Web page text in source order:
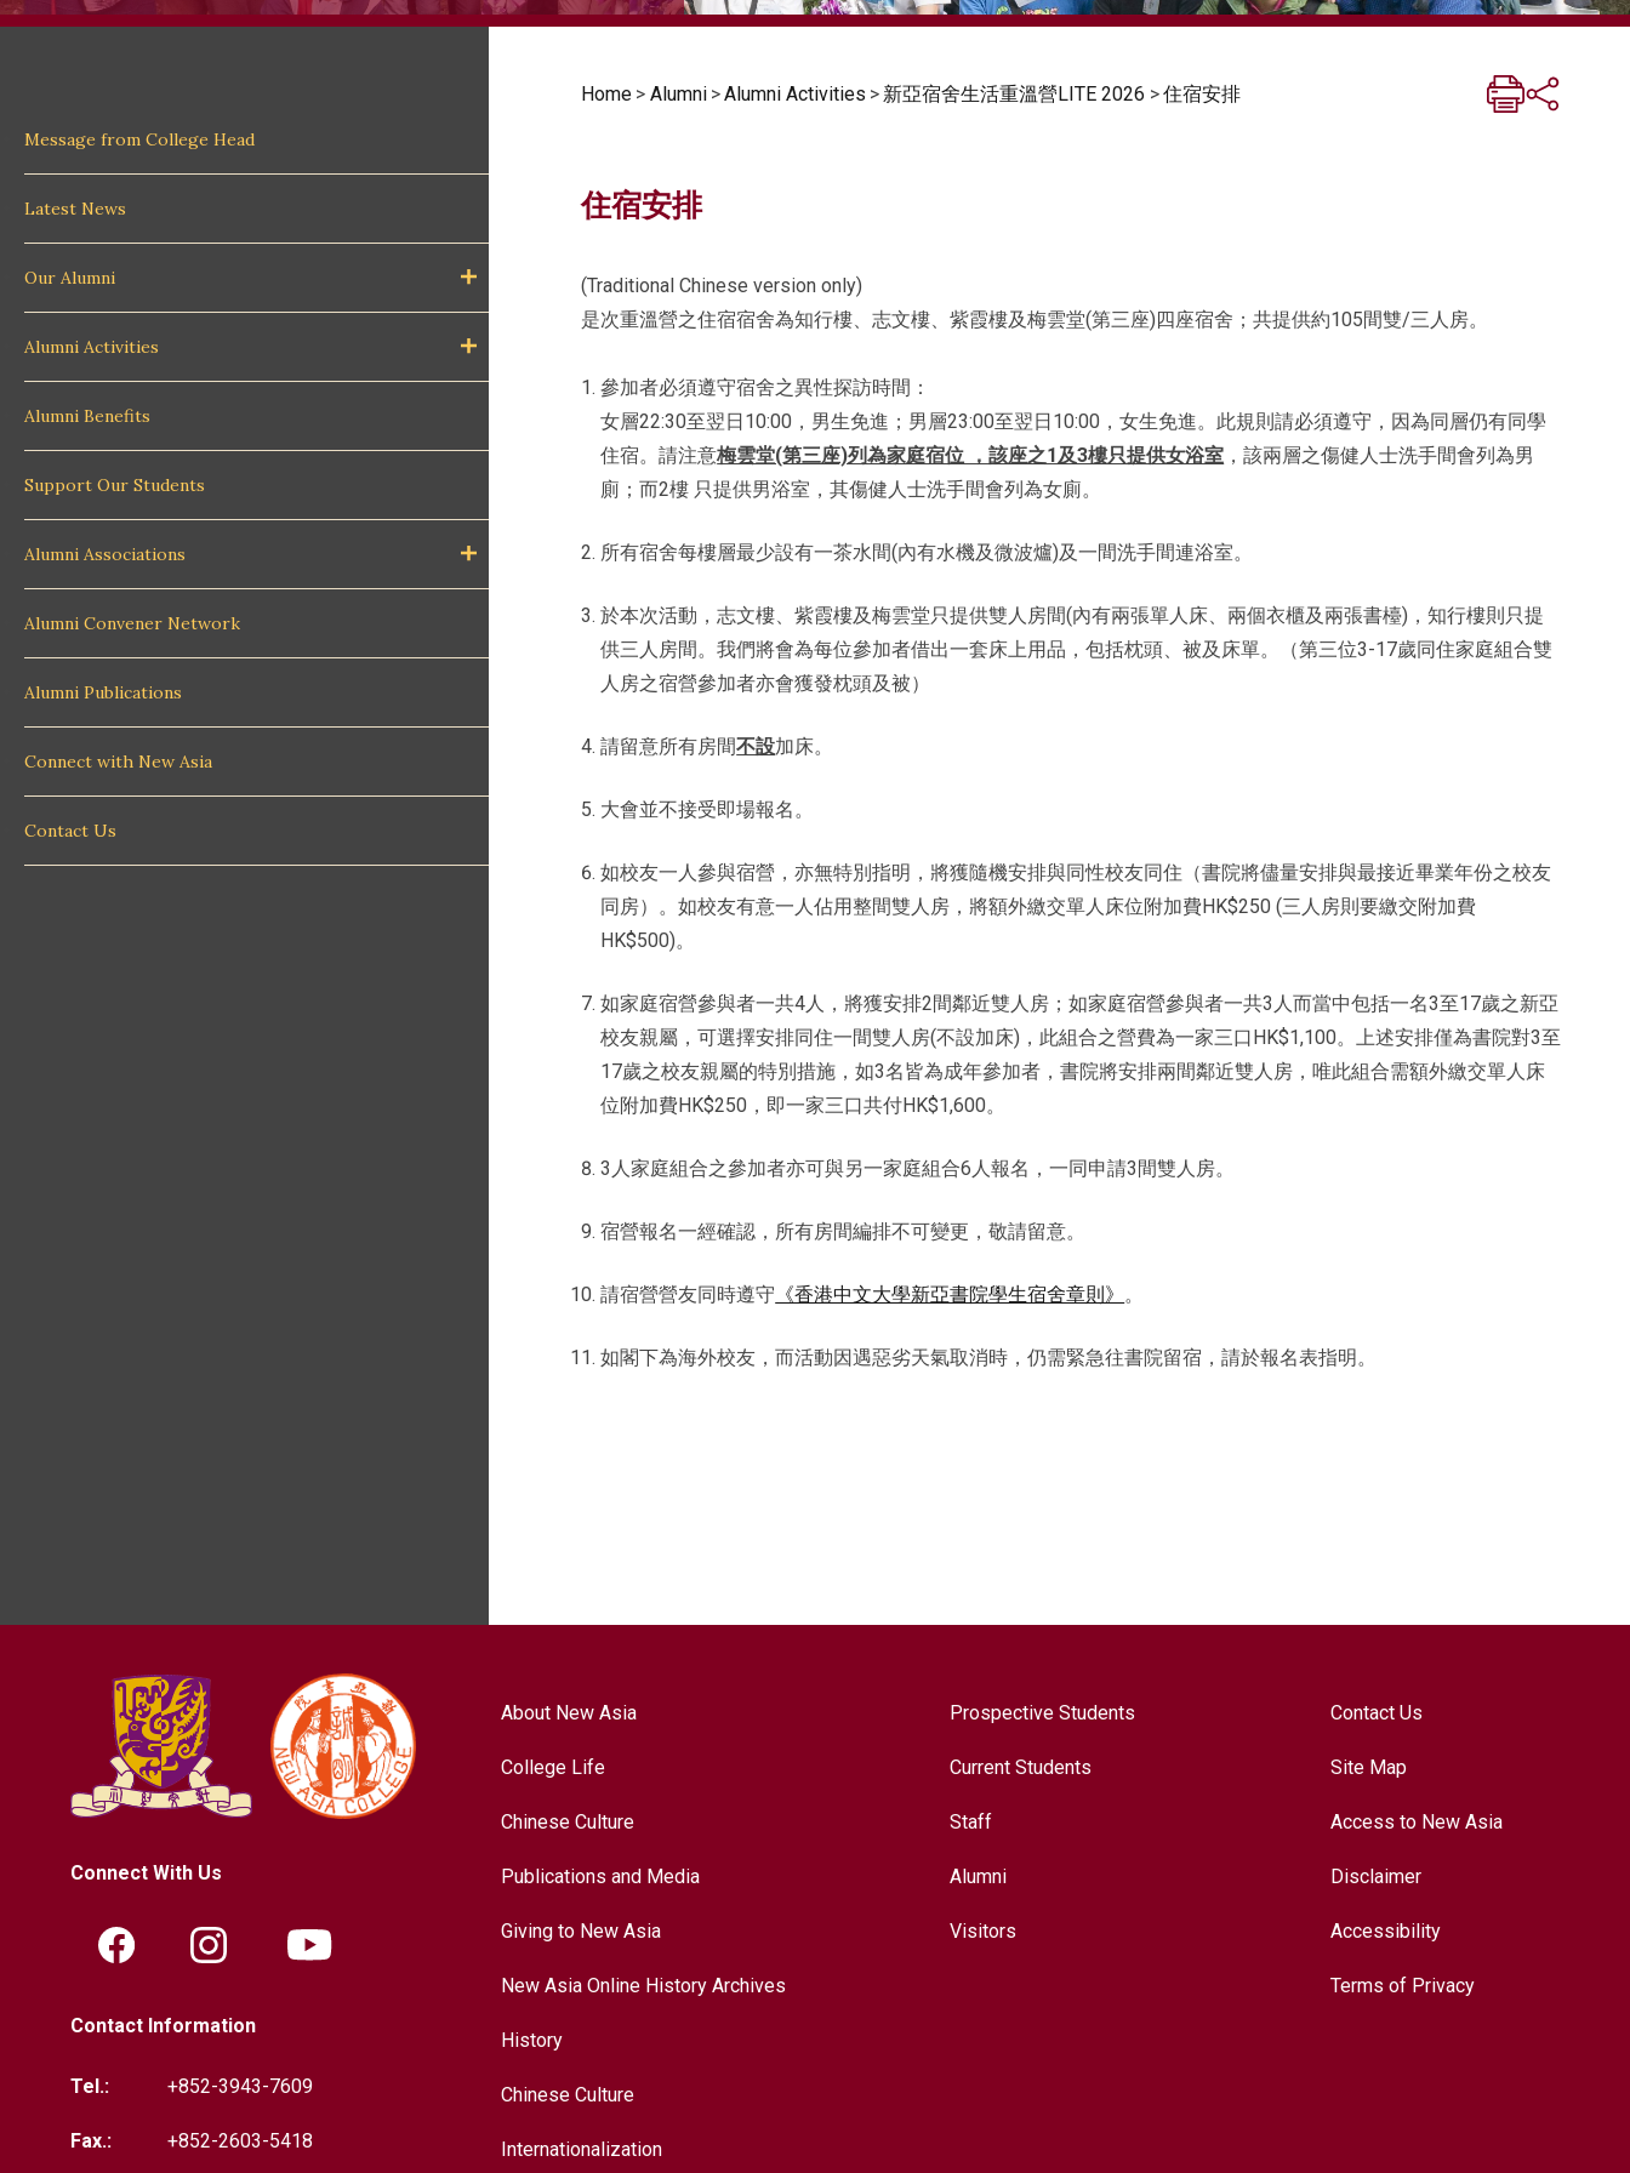
Message from College Head
Latest News
Our Alumni
Alumni Activities
Alumni Benefits
Support Our Students
Alumni Associations
Alumni Convener Network
Alumni Publications
Connect with New Asia
Contact Us
Home > Alumni >Alumni Activities > 新亞宿舍生活重溫營LITE 2026 >住宿安排
住宿安排
(Traditional Chinese version only)
是次重溫營之住宿宿舍為知行樓、志文樓、紫霞樓及梅雲堂(第三座)四座宿舍；共提供約105間雙/三人房。
參加者必須遵守宿舍之異性探訪時間：
女層22:30至翌日10:00，男生免進；男層23:00至翌日10:00，女生免進。此規則請必須遵守，因為同層仍有同學
住宿。請注意梅雲堂(第三座)列為家庭宿位 ，該座之1及3樓只提供女浴室 ，該兩層之傷健人士洗手間會列為男
廁；而2樓 只提供男浴室，其傷健人士洗手間會列為女廁。
所有宿舍每樓層最少設有一茶水間(內有水機及微波爐)及一間洗手間連浴室。
於本次活動，志文樓、紫霞樓及梅雲堂只提供雙人房間(內有兩張單人床、兩個衣櫃及兩張書檯)，知行樓則只提
供三人房間。我們將會為每位參加者借出一套床上用品，包括枕頭、被及床單。（第三位3-17歲同住家庭組合雙
人房之宿營參加者亦會獲發枕頭及被）
請留意所有房間不設加床。
大會並不接受即場報名。
如校友一人參與宿營，亦無特別指明，將獲隨機安排與同性校友同住（書院將儘量安排與最接近畢業年份之校友
同房）。如校友有意一人佔用整間雙人房，將額外繳交單人床位附加費HK$250 (三人房則要繳交附加費
HK$500)。
如家庭宿營參與者一共4人，將獲安排2間鄰近雙人房；如家庭宿營參與者一共3人而當中包括一名3至17歲之新亞
校友親屬，可選擇安排同住一間雙人房(不設加床)，此組合之營費為一家三口HK$1,100。上述安排僅為書院對3至
17歲之校友親屬的特別措施，如3名皆為成年參加者，書院將安排兩間鄰近雙人房，唯此組合需額外繳交單人床
位附加費HK$250，即一家三口共付HK$1,600。
3人家庭組合之參加者亦可與另一家庭組合6人報名，一同申請3間雙人房。
宿營報名一經確認，所有房間編排不可變更，敬請留意。
請宿營營友同時遵守 《香港中文大學新亞書院學生宿舍章則》 。
如閣下為海外校友，而活動因遇惡劣天氣取消時，仍需緊急往書院留宿，請於報名表指明。
Connect With Us
Contact Information
Tel.: +852-3943-7609
Fax.: +852-2603-5418
About New Asia
College Life
Chinese Culture
Publications and Media
Giving to New Asia
New Asia Online History Archives
History
Chinese Culture
Internationalization
Prospective Students
Current Students
Staff
Alumni
Visitors
Contact Us
Site Map
Access to New Asia
Disclaimer
Accessibility
Terms of Privacy